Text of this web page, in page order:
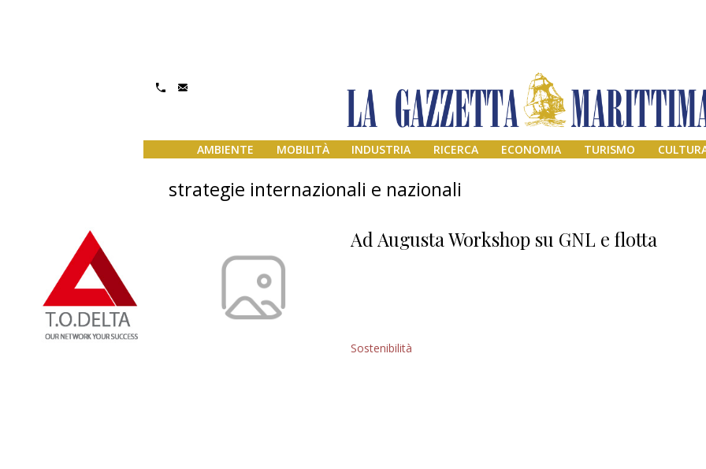
AMBIENTE MOBILITÀ INDUSTRIA RICERCA ECONOMIA TURISMO
strategie internazionali e nazionali
Ad Augusta Workshop su GNL e flotta
Sostenibilità